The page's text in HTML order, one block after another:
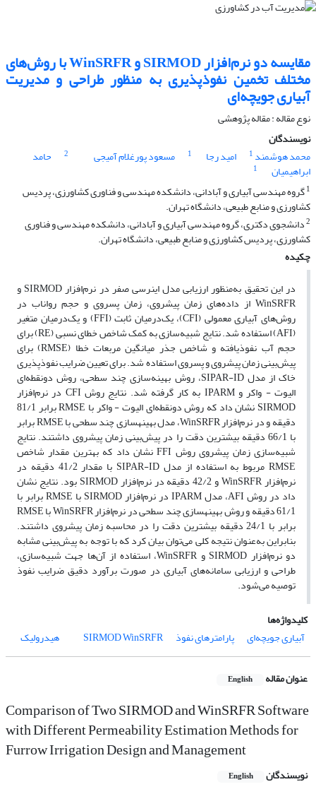
مقایسه دو نرم‌افزار SIRMOD و WinSRFR با روش‌های
مختلف تخمین نفوذپذیری به منظور طراحی و مدیریت
آبیاری جویچه‌ای
نوع مقاله : مقاله پژوهشی
نویسندگان
محمد هوشمند 1 امید رجا 1 مسعود پورغلام آمیجی 2 حامد
ابراهیمیان
1
1گروه مهندسی آبیاری و آبادانی، دانشکده مهندسی و فناوری کشاورزی، پردیس
کشاورزی و منابع طبیعی، دانشگاه تهران.
2دانشجوی دکتری، گروه مهندسی آبیاری و آبادانی، دانشکده مهندسی و فناوری
کشاورزی، پردیس کشاورزی و منابع طبیعی، دانشگاه تهران.
چکیده
در این تحقیق به‌منظور ارزیابی مدل اینرسی صفر در نرم‌افزار SIRMOD و
WinSRFR از داده‌های زمان پیشروی، زمان پسروی و حجم رواناب در
روش‌های آبیاری معمولی (CFI)، یک‌درمیان ثابت (FFI) و یک‌درمیان متغیر
(AFI) استفاده شد. نتایج شبیه‌سازی به کمک شاخص خطای نسبی (RE)‌ برای
حجم آب نفوذیافته و شاخص جذر میانگین مربعات خطا (RMSE) برای
پیش‌بینی زمان پیشروی و پسروی استفاده شد. برای تعیین ضرایب نفوذپذیری
خاک از مدل SIPAR-ID، روش بهینه‌سازی چند سطحی، روش دونقطه‌ای
الیوت - واکر و IPARM به کار گرفته شد. نتایج روش CFI در نرم‌افزار
SIRMOD نشان داد که روش دونقطه‌ای الیوت - واکر با RMSE برابر 81/1
دقیقه و در نرم‌افزار WinSRFR، مدل بهینه‏سازی چند سطحی با RMSE برابر
با 66/1 دقیقه بیشترین دقت را در پیش‌بینی زمان‌ پیشروی داشتند. نتایج
شبیه‌سازی زمان پیشروی روش FFI نشان داد که بهترین مقدار شاخص
RMSE مربوط به استفاده از مدل SIPAR-ID با مقدار 41/2 دقیقه در
نرم‌افزار WinSRFR و 42/2 دقیقه در نرم‌افزار SIRMOD بود. نتایج نشان
داد در روش AFI، مدل‌ IPARM در نرم‌افزار SIRMOD با RMSE برابر با
61/1 دقیقه و روش بهینه‏سازی چند سطحی در نرم‌افزار WinSRFR با RMSE
برابر با 24/1 دقیقه بیشترین دقت را در محاسبه زمان پیشروی داشتند.
بنابراین به‌عنوان نتیجه کلی می‌توان بیان کرد که با توجه به پیش‌بینی مشابه
دو نرم‌افزار SIRMOD و WinSRFR، استفاده از آن‌ها جهت شبیه‌سازی،
طراحی و ارزیابی سامانه‌های آبیاری در صورت برآورد دقیق ضرایب نفوذ
توصیه می‌شود.
کلیدواژه‌ها
آبیاری جویچه‌ای
پارامترهای نفوذ SIRMODWinSRFR هیدرولیک
عنوان مقاله English
Comparison of Two SIRMOD and WinSRFR Software
with Different Permeability Estimation Methods for
Furrow Irrigation Design and Management
نویسندگان English